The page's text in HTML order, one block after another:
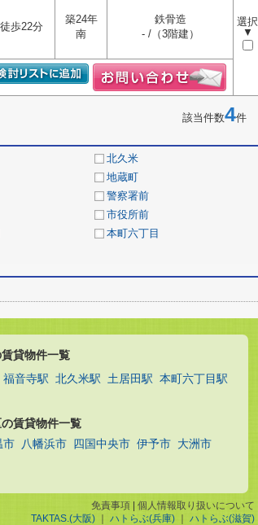
選択
▼
徒歩22分
築24年
南
鉄骨造
- /（3階建）
該当件数4件
北久米
地蔵町
警察署前
市役所前
本町六丁目
貸物件一覧
福音寺駅 北久米駅 土居田駅 本町六丁目駅
賃貸物件一覧
市 八幡浜市 四国中央市 伊予市 大洲市
免責事項
個人情報取り扱いについて
TAKTAS.(大阪)
ハトらぶ(兵庫) ハトらぶ(滋賀)